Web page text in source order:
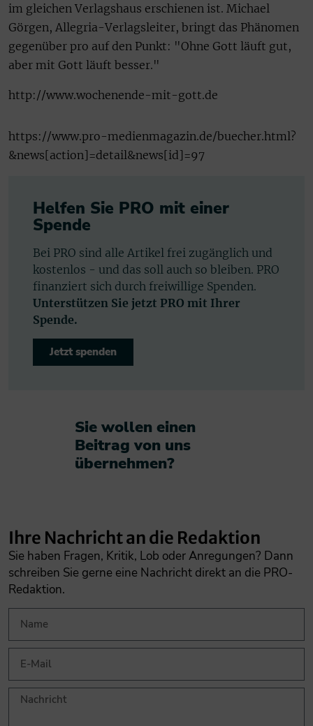
im gleichen Verlagshaus erschienen ist. Michael
Görgen, Allegria-Verlagsleiter, bringt das Phänomen
gegenüber pro auf den Punkt: "Ohne Gott läuft gut,
aber mit Gott läuft besser."
http://www.wochenende-mit-gott.de
https://www.pro-medienmagazin.de/buecher.html?
&news[action]=detail&news[id]=97
Helfen Sie PRO mit einer
Spende
Bei PRO sind alle Artikel frei zugänglich und
kostenlos - und das soll auch so bleiben. PRO
finanziert sich durch freiwillige Spenden.
Unterstützen Sie jetzt PRO mit Ihrer
Spende.
Jetzt spenden
Sie wollen einen
Beitrag von uns
übernehmen?​
Ihre Nachricht an die Redaktion
Sie haben Fragen, Kritik, Lob oder Anregungen? Dann
schreiben Sie gerne eine Nachricht direkt an die PRO-
Redaktion.